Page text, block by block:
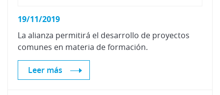
19/11/2019
La alianza permitirá el desarrollo de proyectos
comunes en materia deformación.
Leer más